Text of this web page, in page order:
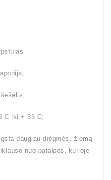
C iki + 35 C;
daugiau drėgmės, žiemą
nuo patalpos, kurioje